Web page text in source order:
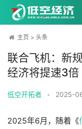
主页 > 头条
联合飞机：新
经济将提速3倍
低空开拓者 • 2025-
2025年6月，随着《